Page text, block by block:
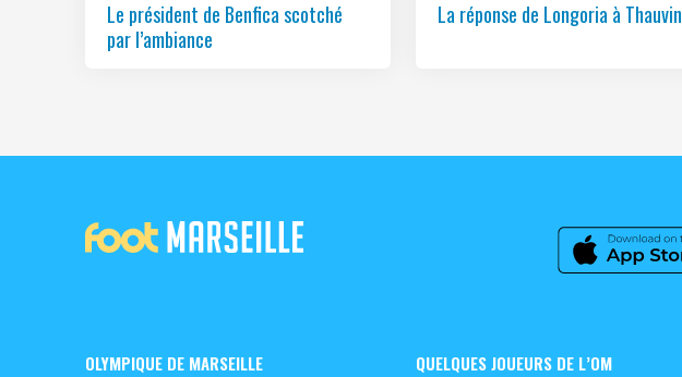
Le président de Benfica scotché
par l’ambiance
La réponse de Longoria à Thauvin
OLYMPIQUE DE MARSEILLE QUELQUES JOUEURS DE L’OM